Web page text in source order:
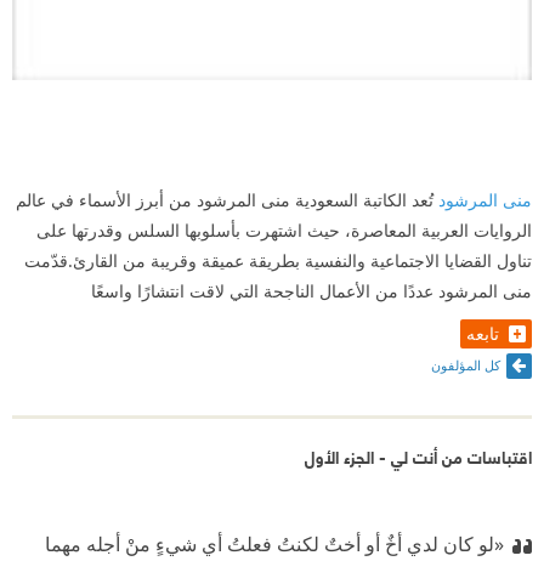
منى المرشود تُعد الكاتبة السعودية منى المرشود من أبرز الأسماء في عالم
الروايات العربية المعاصرة، حيث اشتهرت بأسلوبها السلس وقدرتها على
تناول القضايا الاجتماعية والنفسية بطريقة عميقة وقريبة من القارئ.قدّمت
منى المرشود عددًا من الأعمال الناجحة التي لاقت انتشارًا واسعًا
تابعه
كل المؤلفون
اقتباسات من أنت لي - الجزء الأول
«لو كان لدي أخٌ أو أختٌ لكنتُ فعلتُ أي شيءٍ منْ أجله مهما